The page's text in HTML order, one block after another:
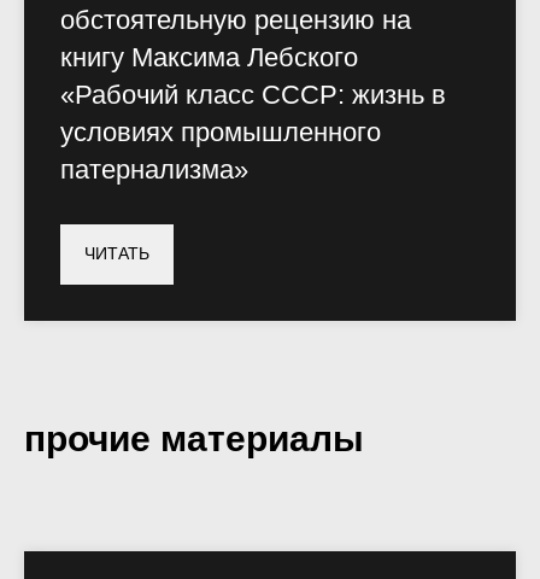
обстоятельную рецензию на
книгу Максима Лебского
«Рабочий класс СССР: жизнь в
условиях промышленного
патернализма»
ЧИТАТЬ
прочие материалы